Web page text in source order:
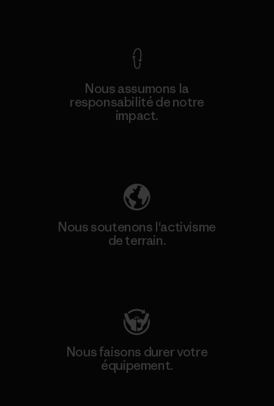
Nous assumons la
responsabilité de notre
impact.
Nous soutenons l'activisme
de terrain.
Nous faisons durer votre
équipement.